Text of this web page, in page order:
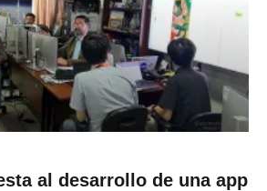
al desarrollo de una app